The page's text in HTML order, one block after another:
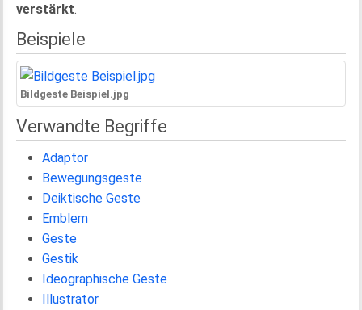
verstärkt.
Beispiele
Bildgeste Beispiel.jpg
Verwandte Begriffe
Adaptor
Bewegungsgeste
Deiktische Geste
Emblem
Geste
Gestik
Ideographische Geste
Illustrator